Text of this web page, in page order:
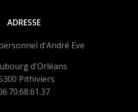
ADRESSE
d'André Eve
d'Orléans
Pithiviers